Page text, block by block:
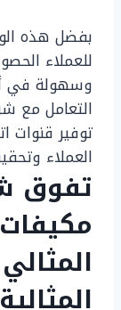
بفضل هذه
للعملاء
وسهولة في
التعامل مع
توفير قنوات
العملاء
تفوق
المثالية